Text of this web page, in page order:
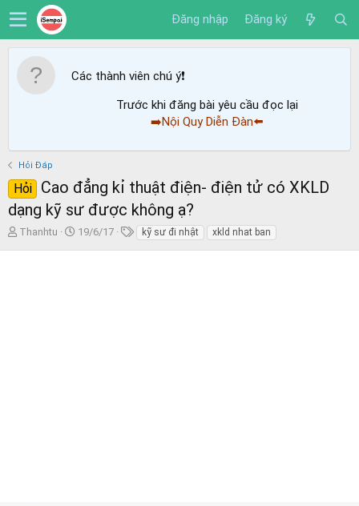
Đăng nhập Đăng ký
Các thành viên chú ý❗️
Trước khi đăng bài yêu cầu đọc lại
➡️Nội Quy Diễn Đàn⬅️
Hỏi Đáp
Hỏi
Cao đẳng kỉ thuật điện- điện tử có XKLD
dạng kỹ sư được không ạ?
T
Thanhtu
N19/6/17 kỹ sư đi nhật xkld nhat ban